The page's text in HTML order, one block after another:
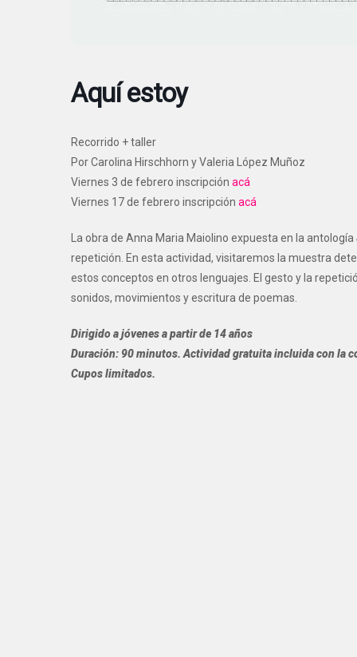
Aquí estoy
Recorrido + taller
Por Carolina Hirschhorn y Valeria López Muñoz
Viernes 3 de febrero inscripción acá
Viernes 17 de febrero inscripción acá
La obra de Anna Maria Maiolino expuesta en la antología
repetición. En esta actividad, visitaremos la muestra
estos conceptos en otros lenguajes. El gesto y la
sonidos, movimientos y escritura de poemas.
Dirigido a jóvenes a partir de 14 años
Duración: 90 minutos. Actividad gratuita incluida con la
Cupos limitados.